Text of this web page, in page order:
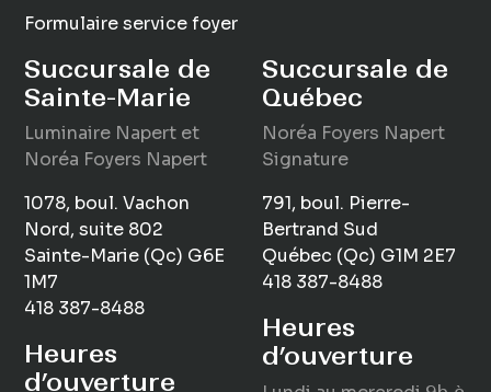
Formulaire service foyer
Succursale de
Sainte-Marie
Luminaire Napert et
Noréa Foyers Napert
1078, boul. Vachon
Nord, suite 802
Sainte-Marie (Qc) G6E
1M7
418 387-8488
Heures
d’ouverture
Succursale de
Québec
Noréa Foyers Napert
Signature
791, boul. Pierre-
Bertrand Sud
Québec (Qc) G1M 2E7
418 387-8488
Heures
d’ouverture